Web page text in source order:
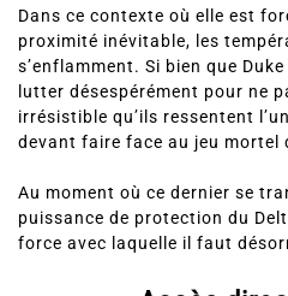
Dans ce contexte où elle est
proximité inévitable, les
s’enflamment. Si bien que
lutter désespérément pour ne
irrésistible qu’ils ressentent
devant faire face au jeu mortel
Au moment où ce dernier se
puissance de protection du
force avec laquelle il faut